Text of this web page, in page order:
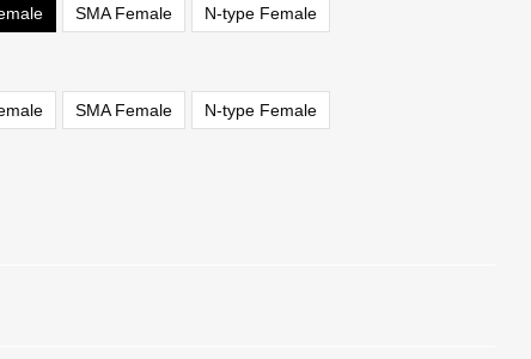
SMA Female N-type Female
SMA Female N-type Female